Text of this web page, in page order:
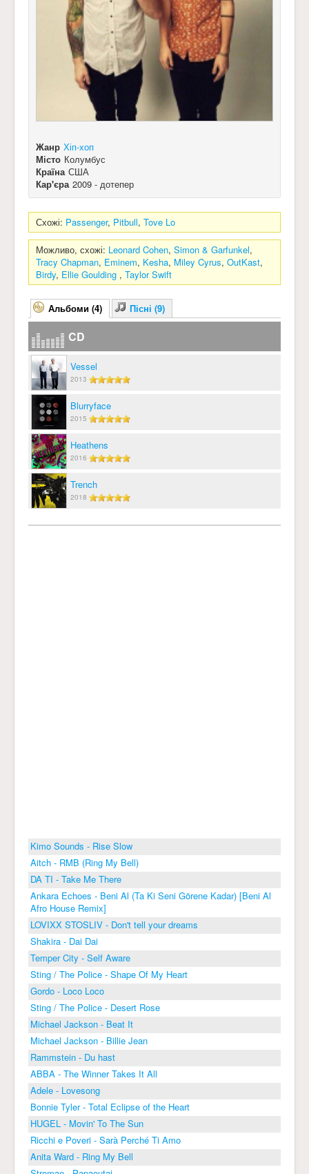
Жанр Хіп-хоп
Місто Колумбус
Країна США
Кар'єра 2009 - дотепер
Схожі: Passenger, Pitbull, Tove Lo
Можливо, схожі: Leonard Cohen, Simon & Garfunkel,
Tracy Chapman, Eminem, Kesha, Miley Cyrus, OutKast,
Birdy, Ellie Goulding , Taylor Swift
Альбоми (4) Пісні (9)
CD
Vessel
2013
Blurryface
2015
Heathens
2016
Trench
2018
Kimo Sounds - Rise Slow
Aitch - RMB (Ring My Bell)
DA TI - Take Me There
Ankara Echoes - Beni Al (Ta Ki Seni Görene Kadar) [Beni Al
Afro House Remix]
LOVIXX STOSLIV - Don't tell your dreams
Shakira - Dai Dai
Temper City - Self Aware
Sting / The Police - Shape Of My Heart
Gordo - Loco Loco
Sting / The Police - Desert Rose
Michael Jackson - Beat It
Michael Jackson - Billie Jean
Rammstein - Du hast
ABBA - The Winner Takes It All
Adele - Lovesong
Bonnie Tyler - Total Eclipse of the Heart
HUGEL - Movin' To The Sun
Ricchi e Poveri - Sarà Perché Ti Amo
Anita Ward - Ring My Bell